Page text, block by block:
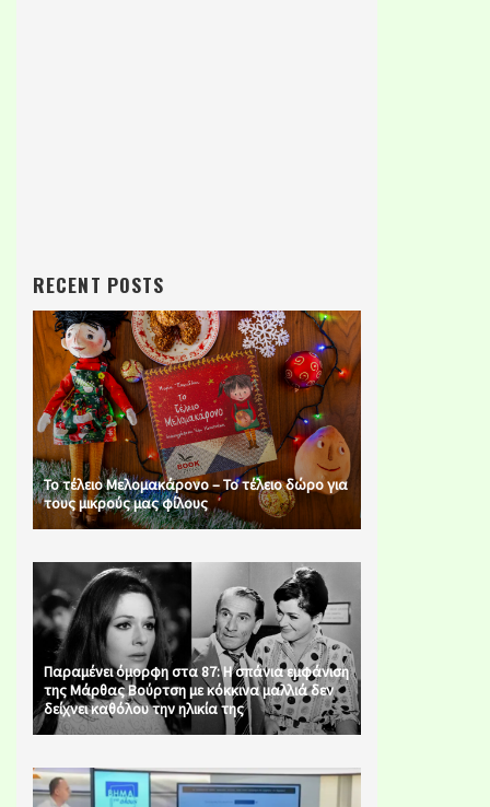
RECENT POSTS
Το τέλειο Μελομακάρονο – Το τέλειο δώρο για
τους μικρούς μας φίλους
Παραμένει όμορφη στα 87: Η σπάνια εμφάνιση
της Μάρθας Βούρτση με κόκκινα μαλλιά δεν
δείχνει καθόλου την ηλικία της